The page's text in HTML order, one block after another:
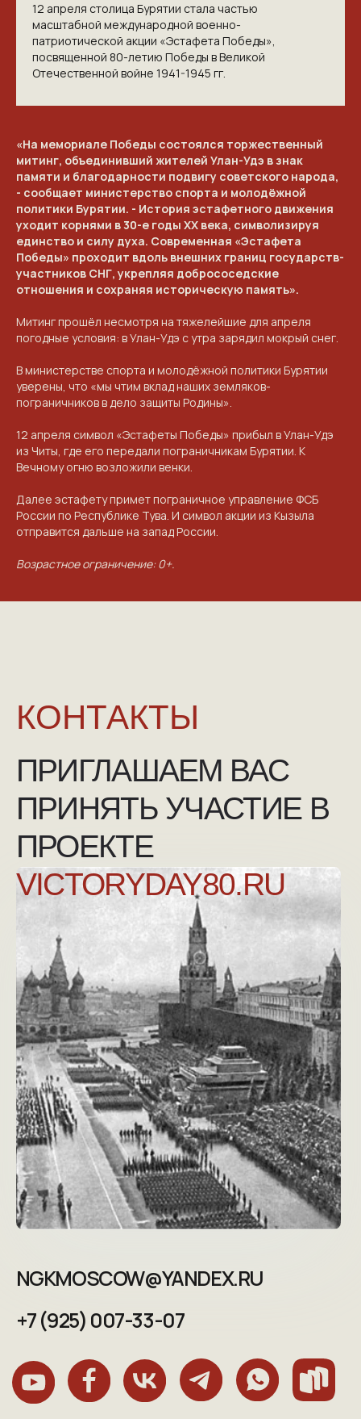
12 апреля столица Бурятии стала частью
масштабной международной военно-
патриотической акции «Эстафета Победы»,
посвященной 80-летию Победы в Великой
Отечественной войне 1941-1945 гг.
«На мемориале Победы состоялся торжественный
митинг, объединивший жителей Улан-Удэ в знак
памяти и благодарности подвигу советского народа,
- сообщает министерство спорта и молодёжной
политики Бурятии. - История эстафетного движения
уходит корнями в 30-е годы XX века, символизируя
единство и силу духа. Современная «Эстафета
Победы» проходит вдоль внешних границ государств-
участников СНГ, укрепляя добрососедские
отношения и сохраняя историческую память».
Митинг прошёл несмотря на тяжелейшие для апреля
погодные условия: в Улан-Удэ с утра зарядил мокрый снег.
В министерстве спорта и молодёжной политики Бурятии
уверены, что «мы чтим вклад наших земляков-
пограничников в дело защиты Родины».
12 апреля символ «Эстафеты Победы» прибыл в Улан-Удэ
из Читы, где его передали пограничникам Бурятии. К
Вечному огню возложили венки.
Далее эстафету примет пограничное управление ФСБ
России по Республике Тува. И символ акции из Кызыла
отправится дальше на запад России.
Возрастное ограничение: 0+.
КОНТАКТЫ
ПРИГЛАШАЕМ ВАС
ПРИНЯТЬ УЧАСТИЕ В
ПРОЕКТЕ
VICTORYDAY80.RU
+7 (925) 007-33-07